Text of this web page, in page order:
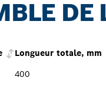
DE
Longueur totale, mm
400